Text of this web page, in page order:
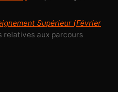
Supérieur (Février
relatives aux parcours